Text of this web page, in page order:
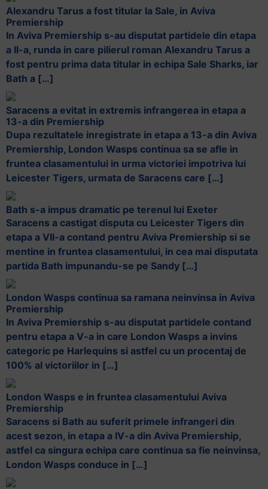
Alexandru Tarus a fost titular la Sale, in Aviva
Premiership
In Aviva Premiership s-au disputat partidele din etapa
a II-a, runda in care pilierul roman Alexandru Tarus a
fost pentru prima data titular in echipa Sale Sharks, iar
Bath a […]
Saracens a evitat in extremis infrangerea in etapa a
13-a din Premiership
Dupa rezultatele inregistrate in etapa a 13-a din Aviva
Premiership, London Wasps continua sa se afle in
fruntea clasamentului in urma victoriei impotriva lui
Leicester Tigers, urmata de Saracens care […]
Bath s-a impus dramatic pe terenul lui Exeter
Saracens a castigat disputa cu Leicester Tigers din
etapa a VII-a contand pentru Aviva Premiership si se
mentine in fruntea clasamentului, in cea mai disputata
partida Bath impunandu-se pe Sandy […]
London Wasps continua sa ramana neinvinsa in Aviva
Premiership
In Aviva Premiership s-au disputat partidele contand
pentru etapa a V-a in care London Wasps a invins
categoric pe Harlequins si astfel cu un procentaj de
100% al victoriilor in […]
London Wasps e in fruntea clasamentului Aviva
Premiership
Saracens si Bath au suferit primele infrangeri din
acest sezon, in etapa a IV-a din Aviva Premiership,
astfel ca singura echipa care continua sa fie neinvinsa,
London Wasps conduce in […]